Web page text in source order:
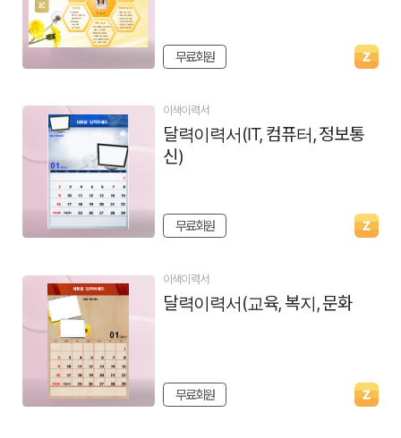
무료회원
이색이력서
달력이력서(IT, 컴퓨터, 정보통
신)
무료회원
이색이력서
달력이력서(교육, 복지, 문화)
무료회원